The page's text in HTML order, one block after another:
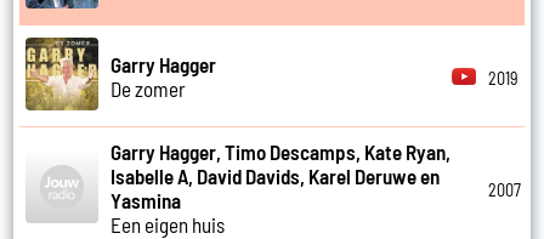
Garry Hagger
De zomer
2019
Garry Hagger, Timo Descamps, Kate Ryan,
Isabelle A, David Davids, Karel Deruwe en
Yasmina
Een eigen huis
2007